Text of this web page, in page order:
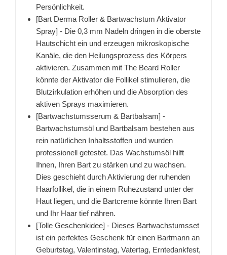
Persönlichkeit.
[Bart Derma Roller & Bartwachstum Aktivator
Spray] - Die 0,3 mm Nadeln dringen in die oberste
Hautschicht ein und erzeugen mikroskopische
Kanäle, die den Heilungsprozess des Körpers
aktivieren. Zusammen mit The Beard Roller
könnte der Aktivator die Follikel stimulieren, die
Blutzirkulation erhöhen und die Absorption des
aktiven Sprays maximieren.
[Bartwachstumsserum & Bartbalsam] -
Bartwachstumsöl und Bartbalsam bestehen aus
rein natürlichen Inhaltsstoffen und wurden
professionell getestet. Das Wachstumsöl hilft
Ihnen, Ihren Bart zu stärken und zu wachsen.
Dies geschieht durch Aktivierung der ruhenden
Haarfollikel, die in einem Ruhezustand unter der
Haut liegen, und die Bartcreme könnte Ihren Bart
und Ihr Haar tief nähren.
[Tolle Geschenkidee] - Dieses Bartwachstumsset
ist ein perfektes Geschenk für einen Bartmann an
Geburtstag, Valentinstag, Vatertag, Erntedankfest,